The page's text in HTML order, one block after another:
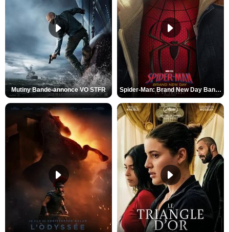
Mutiny Bande-annonce VO STFR Spider-Man: Brand New Day Bande-annonce VO STFR